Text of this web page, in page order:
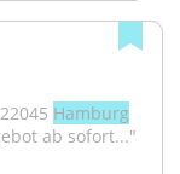
Hamburg
ab sofort..."